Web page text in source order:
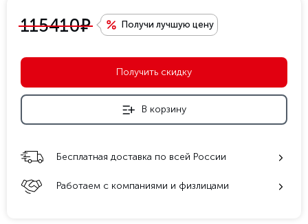
115410е Получи лучшую цену
Получить скидку
В корзину
Бесплатная доставка по всей России
Работаем с компаниями и физлицами